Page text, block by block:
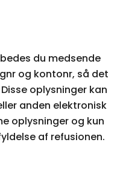
du medsende
og kontonr, så det
oplysninger kan
anden elektronisk
oplysninger og kun
af refusionen.